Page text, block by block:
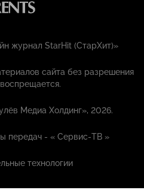
журнал StarHit (СтарХит)»
сайта без разрешения
Медиа Холдинг», 2026.
передач - «Сервис-ТВ »
технологии